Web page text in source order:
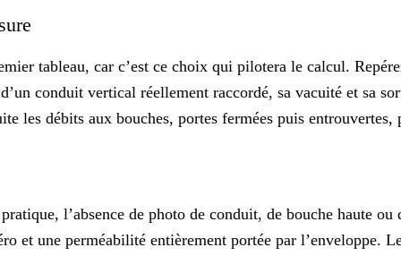
tableau, car c’est ce choix qui pilotera le calcul.
conduit vertical réellement raccordé, sa vacuité et sa
les débits aux bouches, portes fermées puis
l’absence de photo de conduit, de bouche haute
et une perméabilité entièrement portée par